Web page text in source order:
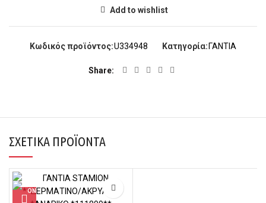
Add to wishlist
Κωδικός προϊόντος:U334948 Κατηγορία: ΓΑΝΤΙΑ
Share
ΣΧΕΤΙΚΆ ΠΡΟΪΌΝΤΑ